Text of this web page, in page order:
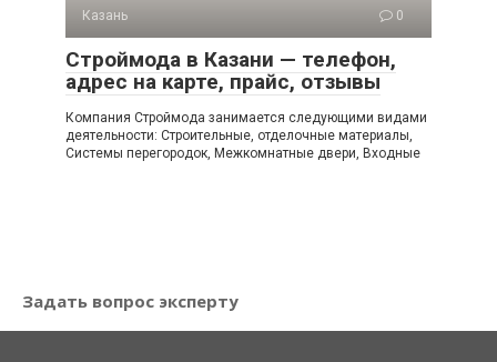
Казань 0
Строймода в Казани — телефон,
адрес на карте, прайс, отзывы
Компания Строймода занимается следующими видами
деятельности: Строительные, отделочные материалы,
Системы перегородок, Межкомнатные двери, Входные
Задать вопрос эксперту